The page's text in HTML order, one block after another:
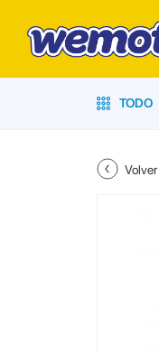
TODO
Volver